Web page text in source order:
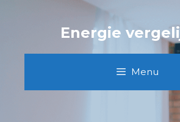
Energie
Menu